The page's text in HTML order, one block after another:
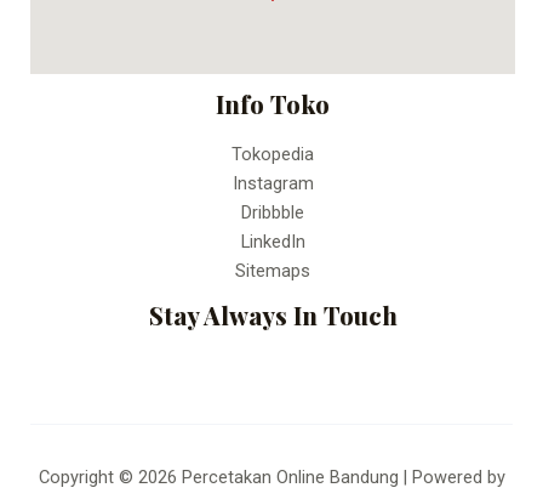
Info Toko
Tokopedia
Instagram
Dribbble
LinkedIn
Sitemaps
Stay Always In Touch
Copyright © 2026 Percetakan Online Bandung | Powered by